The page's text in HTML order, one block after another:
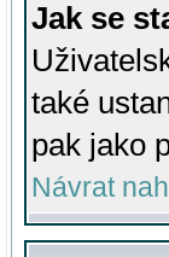
Jak se
také
pak jako
Návrat